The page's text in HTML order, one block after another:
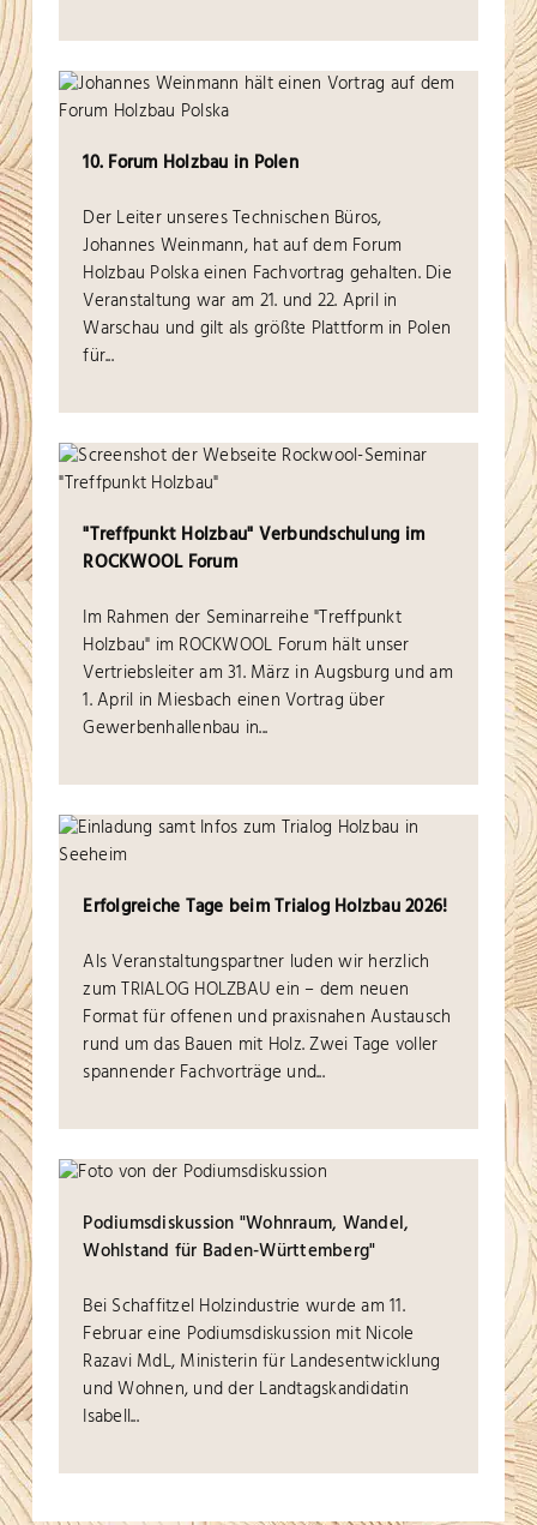
10. Forum Holzbau in Polen
Der Leiter unseres Technischen Büros,
Johannes Weinmann, hat auf dem Forum
Holzbau Polska einen Fachvortrag gehalten. Die
Veranstaltung war am 21. und 22. April in
Warschau und gilt als größte Plattform in Polen
für...
"Treffpunkt Holzbau" Verbundschulung im
ROCKWOOL Forum
Im Rahmen der Seminarreihe "Treffpunkt
Holzbau" im ROCKWOOL Forum hält unser
Vertriebsleiter am 31. März in Augsburg und am
1. April in Miesbach einen Vortrag über
Gewerbenhallenbau in...
Erfolgreiche Tage beim Trialog Holzbau 2026!
Als Veranstaltungspartner luden wir herzlich
zum TRIALOG HOLZBAU ein – dem neuen
Format für offenen und praxisnahen Austausch
rund um das Bauen mit Holz. Zwei Tage voller
spannender Fachvorträge und...
Podiumsdiskussion "Wohnraum, Wandel,
Wohlstand für Baden-Württemberg"
Bei Schaffitzel Holzindustrie wurde am 11.
Februar eine Podiumsdiskussion mit Nicole
Razavi MdL, Ministerin für Landesentwicklung
und Wohnen, und der Landtagskandidatin
Isabell...